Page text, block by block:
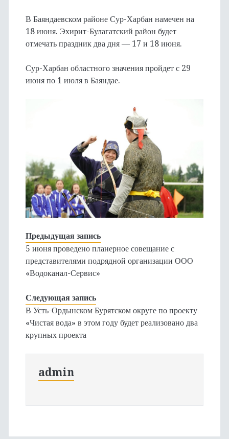
В Баяндаевском районе Сур-Харбан намечен на
18 июня. Эхирит-Булагатский район будет
отмечать праздник два дня — 17 и 18 июня.
Сур-Харбан областного значения пройдет с 29
июня по 1 июля в Баяндае.
Предыдущая запись
5 июня проведено планерное совещание с
представителями подрядной организации ООО
«Водоканал-Сервис»
Следующая запись
В Усть-Ордынском Бурятском округе по проекту
«Чистая вода» в этом году будет реализовано два
крупных проекта
admin